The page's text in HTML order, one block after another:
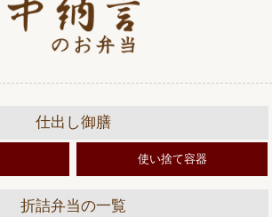
仕出し御膳
使い捨て容器
折詰弁当の一覧